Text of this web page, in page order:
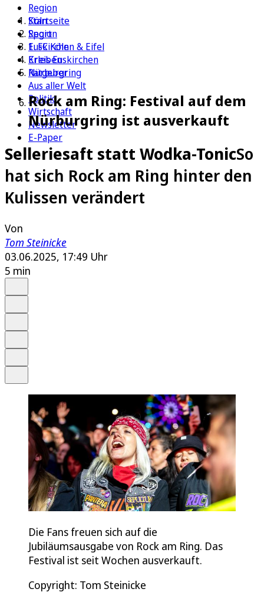
Region
Köln
Sport
1. FC Köln
Erleben
Ratgeber
Aus aller Welt
Politik
Wirtschaft
Newsletter
E-Paper
Startseite
Region
Euskirchen & Eifel
Kreis Euskirchen
Nürburgring
Rock am Ring: Festival auf dem
Nürburgring ist ausverkauft
Selleriesaft statt Wodka-TonicSo
hat sich Rock am Ring hinter den
Kulissen verändert
Von
Tom Steinicke
03.06.2025, 17:49 Uhr
5 min
Die Fans freuen sich auf die
Jubiläumsausgabe von Rock am Ring. Das
Festival ist seit Wochen ausverkauft.
Copyright: Tom Steinicke